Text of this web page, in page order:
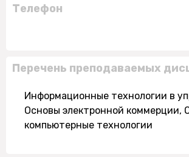
Телефон
Перечень преподаваемых
Информационные технологии в
Основы электронной коммерции,
компьютерные технологии